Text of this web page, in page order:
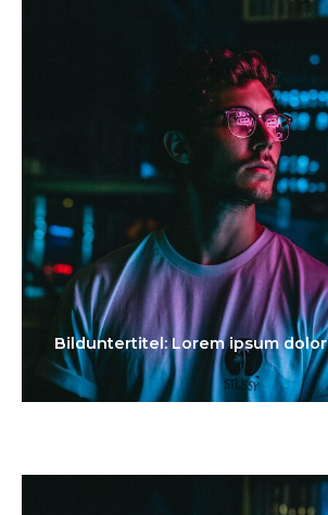
Bilduntertitel: Lorem ipsum dolor